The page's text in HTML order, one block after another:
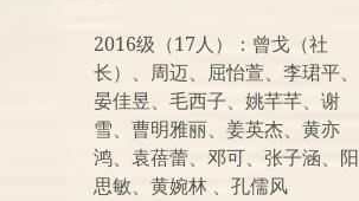
2016级（17人）：曾戈（社
长）、周迈、屈怡萱、李珺平、
晏佳昱、毛西子、姚芊芊、谢
雪、曹明雅丽、姜英杰、黄亦
鸿、袁蓓蕾、邓可、张子涵、阳
思敏、黄婉林 、孔儒风